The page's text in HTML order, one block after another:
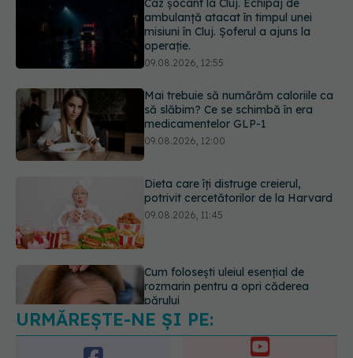
Mai trebuie să numărăm caloriile ca
să slăbim? Ce se schimbă în era
medicamentelor GLP-1
09.08.2026, 12:00
Dieta care îți distruge creierul,
potrivit cercetătorilor de la Harvard
09.08.2026, 11:45
Cum folosești uleiul esențial de
rozmarin pentru a opri căderea
părului
Ce este testul TORCH și cine trebuie
să-l facă. Ce înseamnă un rezultat
pozitiv
09.08.2026, 13:00
URMĂREȘTE-NE ȘI PE:
URMĂRITORI